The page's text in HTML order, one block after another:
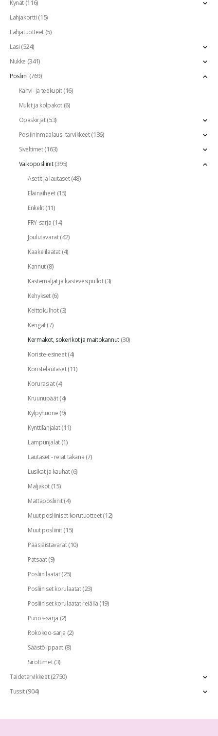
Kynät(116)
Lahjakortti(15)
Lahjatuotteet(5)
Lasi(524)
Nukke (341)
Posliini (769)
Kahvi- ja teekupit(16)
Mukit ja kolpakot(6)
Opaskirjat(53)
Posliininmaalaus- tarvikkeet(136)
Siveltimet(163)
Valkoposliinit(395)
Asetit ja lautaset(48)
Eläinaiheet(15)
Enkelit(11)
FRY-sarja(14)
Joulutavarat(42)
Kaakelilaatat(4)
Kannut(8)
Kastemaljat ja kastevesipullot(3)
Kehykset(6)
Keittokulhot(3)
Kengät(7)
Kermakot, sokerikot ja maitokannut(30)
Koriste-esineet(4)
Koristelautaset(11)
Korurasiat(4)
Kruunupäät(4)
Kylpyhuone(9)
Kynttilänjalat(11)
Lampunjalat(1)
Lautaset - reiät takana(7)
Lusikat ja kauhat(6)
Maljakot(15)
Mattaposliinit(4)
Muut posliiniset korutuotteet(12)
Muut posliinit(15)
Pääsiäistavarat(10)
Patsaat(9)
Posliinilaatat(25)
Posliiniset korulaatat(23)
Posliiniset korulaatat reiällä(19)
Punos-sarja (2)
Rokokoo-sarja (2)
Säästölippaat(8)
Sirottimet(3)
Taidetarvikkeet(2750)
Tussit(904)